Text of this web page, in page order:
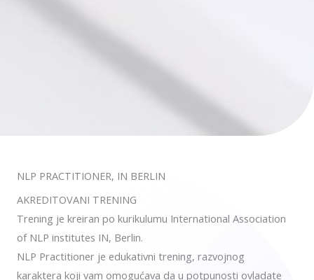
NLP PRACTITIONER, IN BERLIN
AKREDITOVANI TRENING
Trening je kreiran po kurikulumu International Association
of NLP institutes IN, Berlin.
NLP Practitioner je edukativni trening, razvojnog
karaktera koji vam omogućava da u potpunosti ovladate